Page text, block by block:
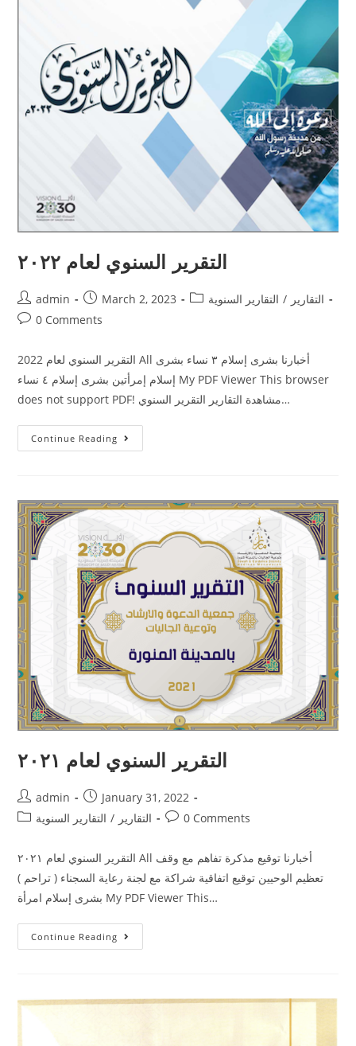
التقرير السنوي لعام ٢٠٢٢
admin March 2, 2023 التقارير / التقارير السنوية
0 Comments
التقرير السنوي لعام 2022 All أخبارنا بشرى إسلام ٣ نساء بشرى
إسلام إمرأتين بشرى إسلام ٤ نساء My PDF Viewer This browser
does not support PDF! مشاهدة التقارير التقرير السنوي…
Continue Reading
التقرير السنوي لعام ٢٠٢١
admin
January 31, 2022
التقارير / التقارير السنوية 0 Comments
التقرير السنوي لعام ٢٠٢١ All أخبارنا توقيع مذكرة تفاهم مع وقف
تعظيم الوحيين توقيع اتفاقية شراكة مع لجنة رعاية السجناء ( تراحم )
بشرى إسلام امرأة My PDF Viewer This…
Continue Reading